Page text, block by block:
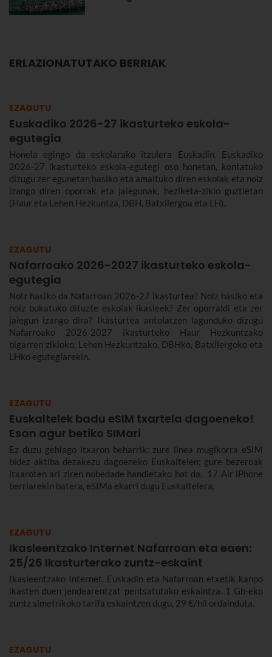
ERLAZIONATUTAKO BERRIAK
EZAGUTU
Euskadiko 2026-27 ikasturteko eskola-
egutegia
Honela egingo da eskolarako itzulera Euskadin. Euskadiko
2026-27 ikasturteko eskola-egutegi oso honetan, kontatuko
dizugu zer egunetan hasiko eta amaituko diren eskolak eta noiz
izango diren oporrak eta jaiegunak, heziketa-ziklo guztietan
(Haur eta Lehen Hezkuntza, DBH, Batxilergoa eta LH).
EZAGUTU
Nafarroako 2026-2027 ikasturteko eskola-
egutegia
Noiz hasiko da Nafarroan 2026-27 ikasturtea? Noiz hasiko eta
noiz bukatuko dituzte eskolak ikasleek? Zer oporraldi eta zer
jaiegun izango dira? Ikasturtea antolatzen lagunduko dizugu
Nafarroako 2026-2027 ikasturteko Haur Hezkuntzako
bigarren zikloko, Lehen Hezkuntzako, DBHko, Batxilergoko eta
LHko egutegiarekin.
EZAGUTU
Euskaltelek badu eSIM txartela dagoeneko!
Esan agur betiko SIMari
Ez duzu gehiago itxaron beharrik: zure linea mugikorra eSIM
bidez aktiba dezakezu dagoeneko Euskaltelen; gure bezeroak
itxaroten ari ziren nobedade handietako bat da. 17 Air iPhone
berriarekin batera, eSIMa ekarri dugu Euskaltelera.
EZAGUTU
Ikasleentzako Internet Nafarroan eta eaen:
25/26 Ikasturterako zuntz-eskaint
Ikasleentzako Internet. Euskadin eta Nafarroan etxetik kanpo
ikasten duen jendearentzat pentsatutako eskaintza. 1 Gb-eko
zuntz simetrikoko tarifa eskaintzen dugu, 29 €/hil ordainduta.
EZAGUTU